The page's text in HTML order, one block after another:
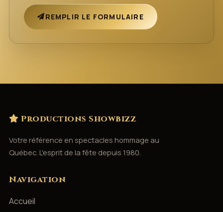
REMPLIR LE FORMULAIRE
Productions Showbizz
Votre référence en spectacles hommage au
Québec. L'esprit de la fête depuis 1980.
Navigation
Accueil